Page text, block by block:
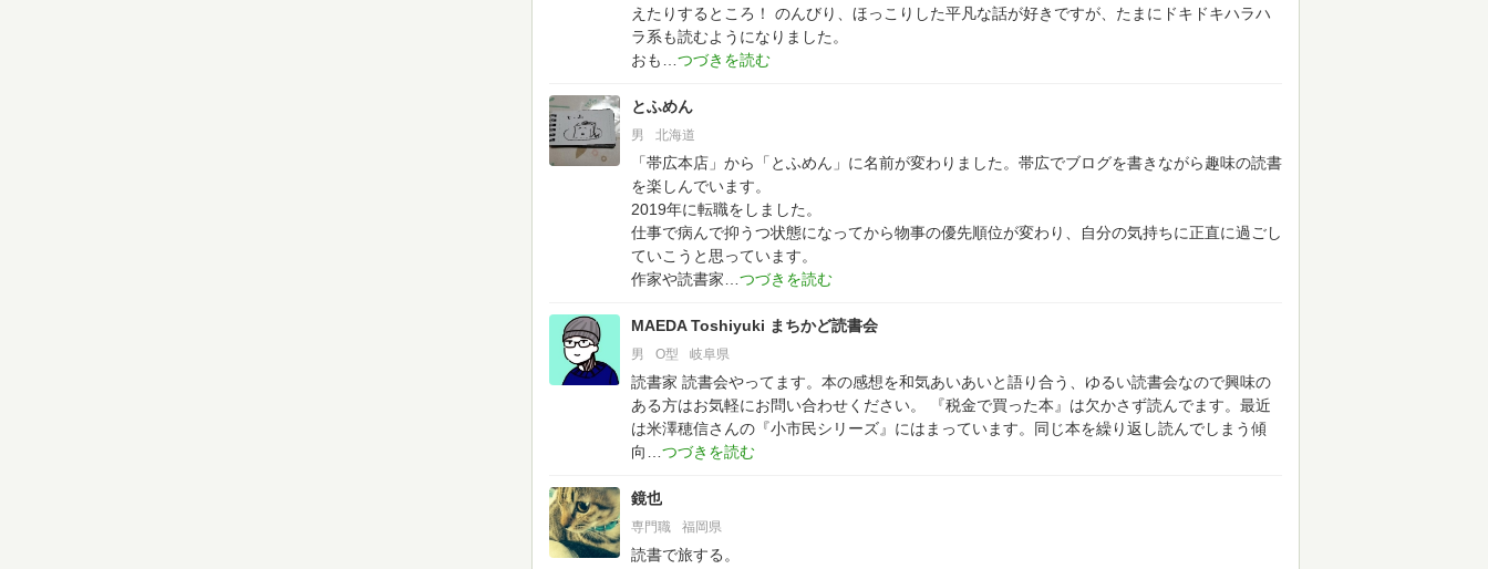
えたりするところ！
のんびり、ほっこりした平凡な話が好きですが、たまにドキドキハラハ
ラ系も読むようになりました。
おも
とふめん
男 北海道
「帯広本店」から「とふめん」に名前が変わりました。帯広でブログを書きながら趣味の読書
を楽しんでいます。
2019年に転職をしました。
仕事で病んで抑うつ状態になってから物事の優先順位が変わり、自分の気持ちに正直に過ごし
ていこうと思っています。
作家や読書家
MAEDA Toshiyuki まちかど読書会
男 O型 岐阜県
読書家 読書会やってます。本の感想を和気あいあいと語り合う、ゆるい読書会なので興味の
ある方はお気軽にお問い合わせください。
『税金で買った本』は欠かさず読んでます。最近
は米澤穂信さんの『小市民シリーズ』にはまっています。同じ本を繰り返し読んでしまう傾
向
鏡也
専門職 福岡県
読書で旅する。